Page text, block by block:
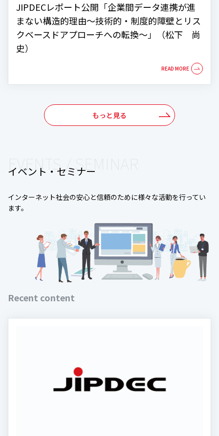
JIPDECレポート公開「企業間データ連携が進
まない構造的理由～技術的・制度的障壁とリス
クベースドアプローチへの転換～」（松下 尚
史）
もっと見る
EVENTS / SEMINAR
イベント・セミナー
インターネット社会の安心と信頼のために様々な活動を行ってい
ます。
Recent content